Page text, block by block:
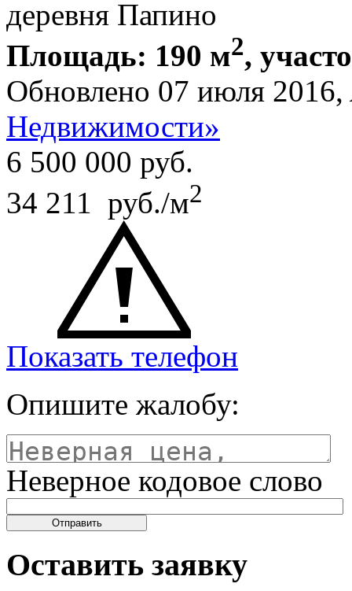
деревня Папино
Площадь: 190 м2,
Обновлено 07 июля 2016,
Недвижимости»
6 500 000 руб.
34 211 руб./м2
Показать телефон
Опишите жалобу:
Неверное кодовое слово
Оставить заявку